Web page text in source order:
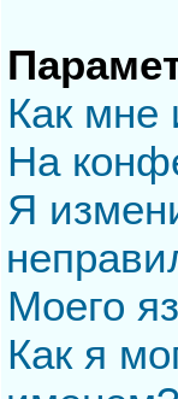
Как мне
На
Я
Моего
Как я